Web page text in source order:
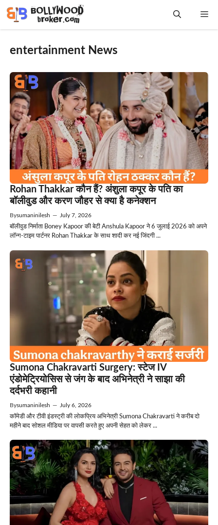
entertainment News
Rohan Thakkar कौन हैं? अंशुला कपूर के पति का
बॉलीवुड और करण जौहर से क्या है कनेक्शन
Bysumaninilesh — July 7, 2026
बॉलीवुड निर्माता Boney Kapoor की बेटी Anshula Kapoor ने 6 जुलाई 2026 को अपने
लॉन्ग-टाइम पार्टनर Rohan Thakkar के साथ शादी कर नई जिंदगी ...
Sumona Chakravarti Surgery: स्टेज IV
एंडोमेट्रियोसिस से जंग के बाद अभिनेत्री ने साझा की
दर्दभरी कहानी
Bysumaninilesh — July 6, 2026
कॉमेडी और टीवी इंडस्ट्री की लोकप्रिय अभिनेत्री Sumona Chakravarti ने करीब दो
महीने बाद सोशल मीडिया पर वापसी करते हुए अपनी सेहत को लेकर ...